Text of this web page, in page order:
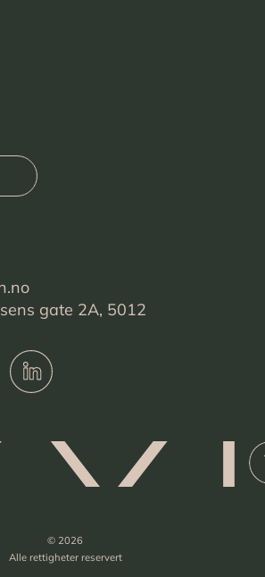
gate 2A, 5012
© 2026
Alle rettigheter reservert